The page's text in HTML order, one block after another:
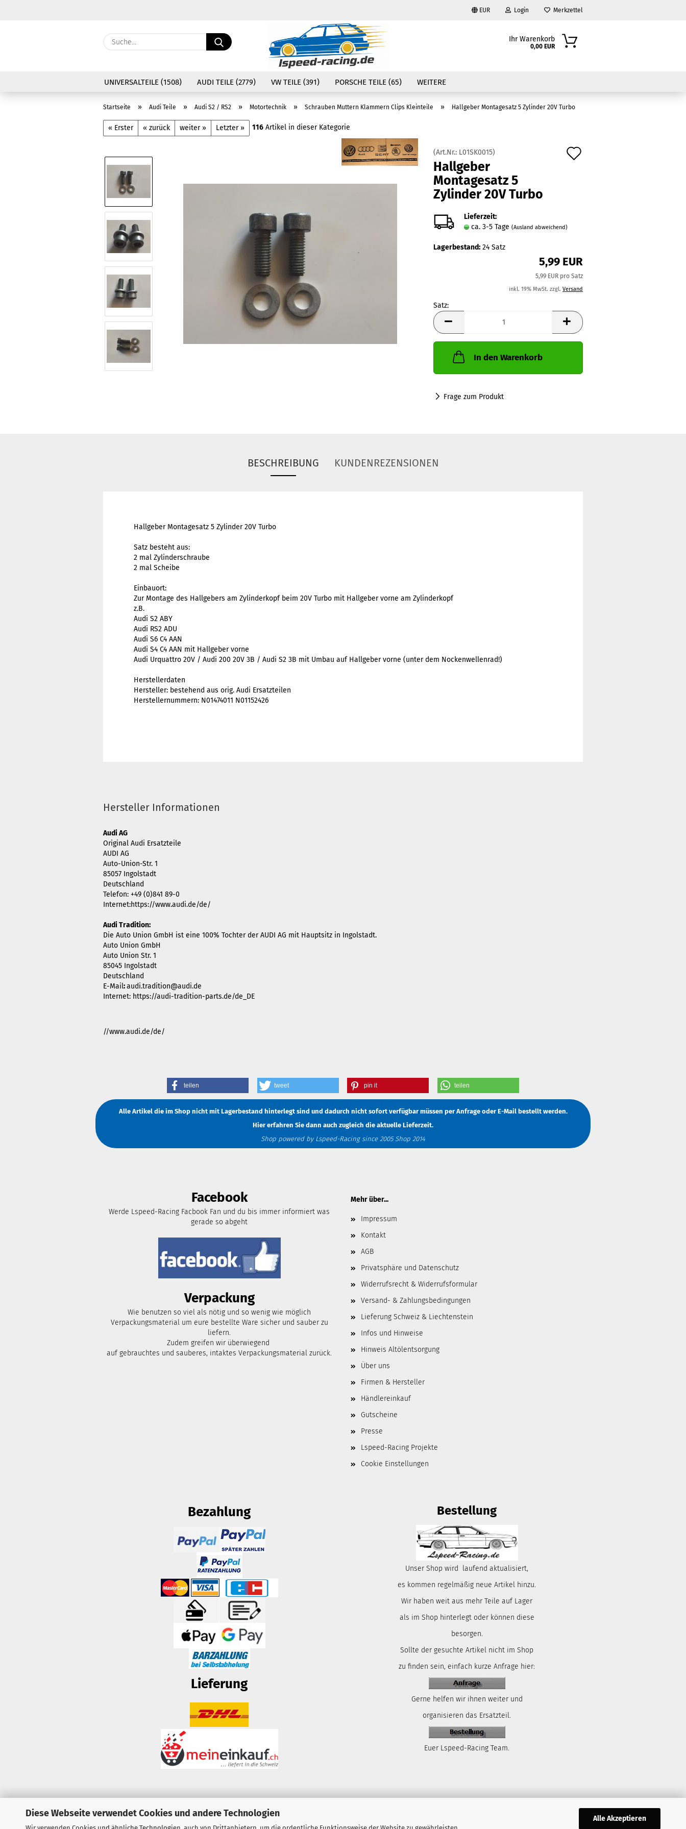
Diese Webseite verwendet Cookies und andere Technologien
Wir verwenden Cookies und ähnliche Technologien, auch von Drittanbietern, um die ordentliche Funktionsweise der Website zu gewährleisten,
Alle Akzeptieren
EUR
Währung auswählen
Login
Konto erstellen
Passwort vergessen?
Merkzettel
Suche... Ihr Warenkorb
0,00 EUR
UNIVERSALTEILE (1508) AUDI TEILE (2779) VW TEILE (391) PORSCHE TEILE (65) WEITERE
Startseite » Audi Teile » Audi S2 / RS2 » Motortechnik » Schrauben Muttern Klammern Clips Kleinteile » Hallgeber Montagesatz 5 Zylinder 20V Turbo
« Erster « zurück weiter » Letzter » 116 Artikel in dieser Kategorie
(Art.Nr.: L01SK0015)
Hallgeber
Montagesatz 5
Zylinder 20V Turbo
Lieferzeit:
ca. 3-5 Tage (Ausland abweichend)
Lagerbestand: 24 Satz
5,99 EUR
5,99 EUR pro Satz
inkl. 19% MwSt. zzgl. Versand
Satz:
Satz
In den Warenkorb
Frage zum Produkt
BESCHREIBUNG KUNDENREZENSIONEN
Hallgeber Montagesatz 5 Zylinder 20V Turbo
Satz besteht aus:
2 mal Zylinderschraube
2 mal Scheibe
Einbauort:
Zur Montage des Hallgebers am Zylinderkopf beim 20V Turbo mit Hallgeber vorne am Zylinderkopf
z.B.
Audi S2 ABY
Audi RS2 ADU
Audi S6 C4 AAN
Audi S4 C4 AAN mit Hallgeber vorne
Audi Urquattro 20V / Audi 200 20V 3B / Audi S2 3B mit Umbau auf Hallgeber vorne (unter dem Nockenwellenrad!)
Herstellerdaten
Hersteller: bestehend aus orig. Audi Ersatzteilen
Herstellernummern: N01474011 N01152426
Hersteller Informationen
Audi AG
Original Audi Ersatzteile
AUDI AG
Auto-Union-Str. 1
85057 Ingolstadt
Deutschland
Telefon: +49 (0)841 89-0
Internet:https://www.audi.de/de/
Audi Tradition:
Die Auto Union GmbH ist eine 100% Tochter der AUDI AG mit Hauptsitz in Ingolstadt.
Auto Union GmbH
Auto Union Str. 1
85045 Ingolstadt
Deutschland
E-Mail:audi.tradition@audi.de
Internet: https://audi-tradition-parts.de/de_DE
//www.audi.de/de/
teilen tweet pin it teilen
Alle Artikel die im Shop nicht mit Lagerbestand hinterlegt sind und dadurch nicht sofort verfügbar müssen per AnfrageoderE-Mailbestellt werden.
Hier erfahren Sie dann auch zugleich die aktuelle Lieferzeit.
Shop powered by Lspeed-Racing since 2005 Shop 2014
Facebook
Werde Lspeed-Racing Facbook Fan und du bis immer informiert was
gerade so abgeht
Verpackung
Wie benutzen so viel als nötig und so wenig wie möglich
Verpackungsmaterial um eure bestellte Ware sicher und sauber zu
liefern.
Zudem greifen wir überwiegend
auf gebrauchtes und sauberes, intaktes Verpackungsmaterial zurück.
Mehr über...
Impressum
Kontakt
AGB
Privatsphäre und Datenschutz
Widerrufsrecht & Widerrufsformular
Versand- & Zahlungsbedingungen
Lieferung Schweiz & Liechtenstein
Infos und Hinweise
Hinweis Altölentsorgung
Über uns
Firmen & Hersteller
Händlereinkauf
Gutscheine
Presse
Lspeed-Racing Projekte
Cookie Einstellungen
Bezahlung
Lieferung
Bestellung
Unser Shop wird laufend aktualisiert,
es kommen regelmäßig neue Artikel hinzu.
Wir haben weit aus mehr Teile auf Lager
als im Shop hinterlegt oder können diese
besorgen.
Sollte der gesuchte Artikel nicht im Shop
zu finden sein, einfach kurze Anfrage hier:
Gerne helfen wir ihnen weiter und
organisieren das Ersatzteil.
Euer Lspeed-Racing Team.